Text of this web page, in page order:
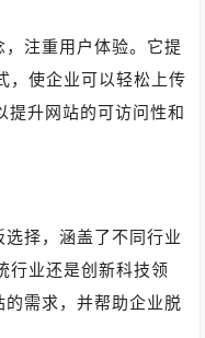
注重用户体验。它提
，使企业可以轻松上传
提升网站的可访问性和
择，涵盖了不同行业
行业还是创新科技领
需求，并帮助企业脱